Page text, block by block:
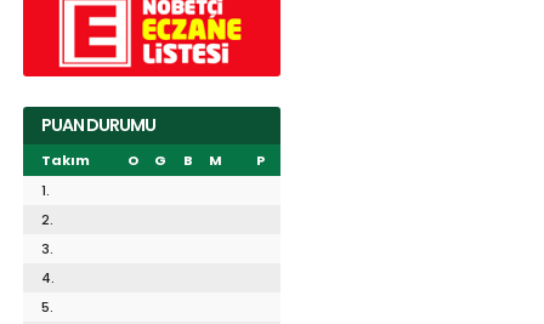
PUAN DURUMU
Takım O G B M
P
1.
2.
3.
4.
5.